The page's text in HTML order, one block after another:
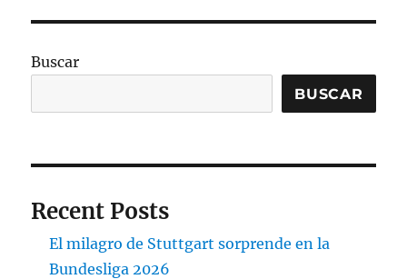
Buscar
BUSCAR
Recent Posts
El milagro de Stuttgart sorprende en la
Bundesliga 2026